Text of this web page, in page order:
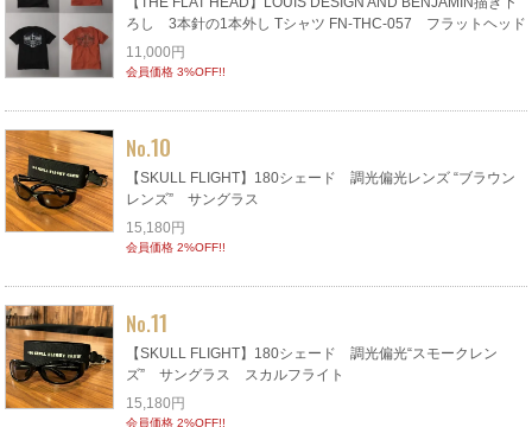
ろし 3本針の1本外し Tシャツ FN-THC-057 フラットヘッド
11,000円
会員価格 3%OFF!!
No.10
【SKULL FLIGHT】180シェード 調光偏光レンズ “ブラウン
レンズ” サングラス
15,180円
会員価格 2%OFF!!
No.11
【SKULL FLIGHT】180シェード 調光偏光“スモークレン
ズ” サングラス スカルフライト
15,180円
会員価格 2%OFF!!